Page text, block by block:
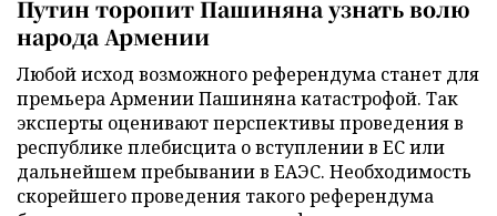
Путин торопит Пашиняна узнать волю
народа Армении
Любой исход возможного референдума станет для
премьера Армении Пашиняна катастрофой. Так
эксперты оценивают перспективы проведения в
республике плебисцита о вступлении в ЕС или
дальнейшем пребывании в ЕАЭС. Необходимость
скорейшего проведения такого референдума